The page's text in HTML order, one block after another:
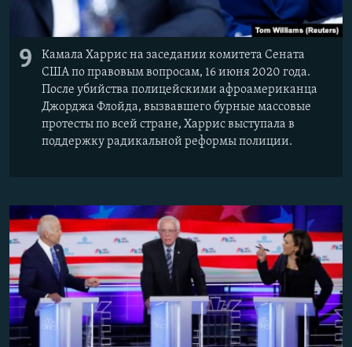
9
Камала Харрис на заседании комитета Сената
США по правовым вопросам, 16 июня 2020 года.
После убийства полицейскими афроамериканца
Джорджа Флойда, вызвавшего бурные массовые
протесты по всей стране, Харрис выступала в
поддержку радикальной реформы полиции.